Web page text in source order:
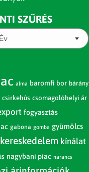
SZŰRÉS
alma baromfi bor bárány
csirkehús csomagolóhelyi ár
fogyasztás
gabona gomba gyümölcs
kereskedelem kínálat
nagybani piac narancs